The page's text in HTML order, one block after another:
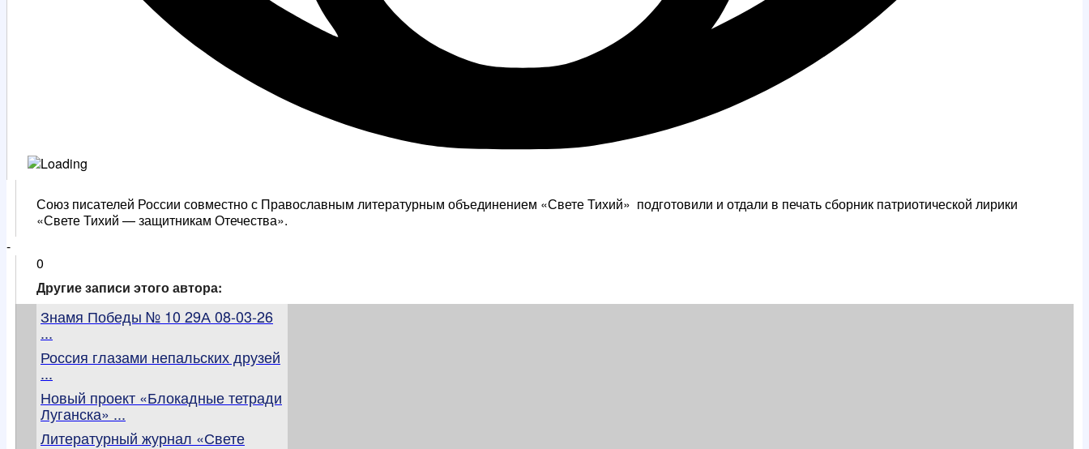
Союз писателей России совместно с Православным литературным объединением «Свете Тихий» подготовили и отдали в печать сборник патриотической лирики
«Свете Тихий — защитникам Отечества».
-
0
Другие записи этого автора:
Знамя Победы № 10 29А 08-03-26
...
Россия глазами непальских друзей
...
Новый проект «Блокадные тетради
Луганска» ...
Литературный журнал «Свете